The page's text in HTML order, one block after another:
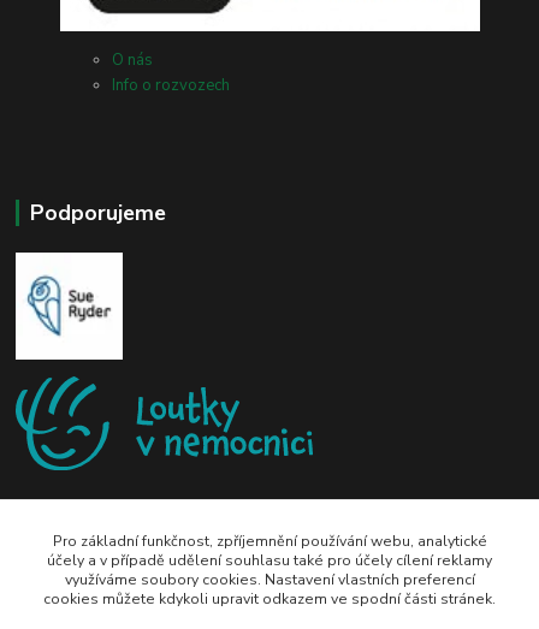
O nás
Info o rozvozech
Podporujeme
zeli-kn@seznam.cz
Pro základní funkčnost, zpříjemnění používání webu, analytické
účely a v případě udělení souhlasu také pro účely cílení reklamy
využíváme soubory cookies. Nastavení vlastních preferencí
cookies můžete kdykoli upravit odkazem ve spodní části stránek.